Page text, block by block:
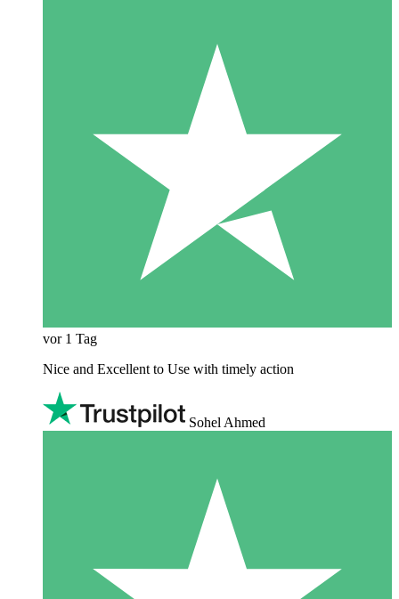
vor 1 Tag
Nice and Excellent to Use with timely action
Sohel Ahmed